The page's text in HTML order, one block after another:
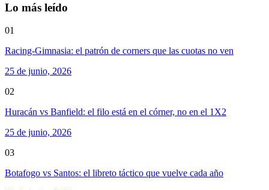
Lo más leído
01
Racing-Gimnasia: el patrón de corners que las cuotas no ven
25 de junio, 2026
02
Huracán vs Banfield: el filo está en el córner, no en el 1X2
25 de junio, 2026
03
Botafogo vs Santos: el libreto táctico que vuelve cada año